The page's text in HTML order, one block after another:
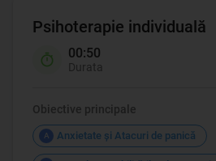
Psihoterapie individuală
00:50
Durata
Obiective principale
A Anxietate şi Atacuri de panică